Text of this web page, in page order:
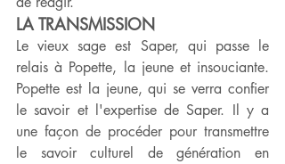
LA TRANSMISSION
Le vieux sage est Saper, qui passe le
relais à Popette, la jeune et insouciante.
Popette est la jeune, qui se verra confier
le savoir et l'expertise de Saper. Il y a
une façon de procéder pour transmettre
le savoir culturel de génération en